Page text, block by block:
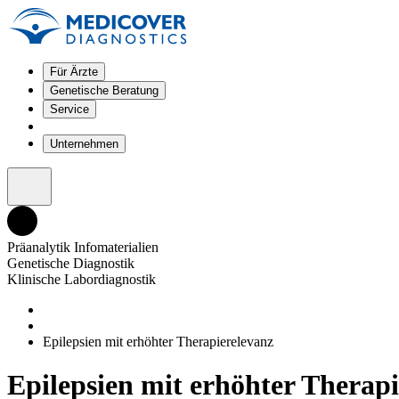
Für Ärzte
Genetische Beratung
Service
Unternehmen
Präanalytik Infomaterialien
Genetische Diagnostik
Klinische Labordiagnostik
Epilepsien mit erhöhter Therapierelevanz
Epilepsien mit erhöhter